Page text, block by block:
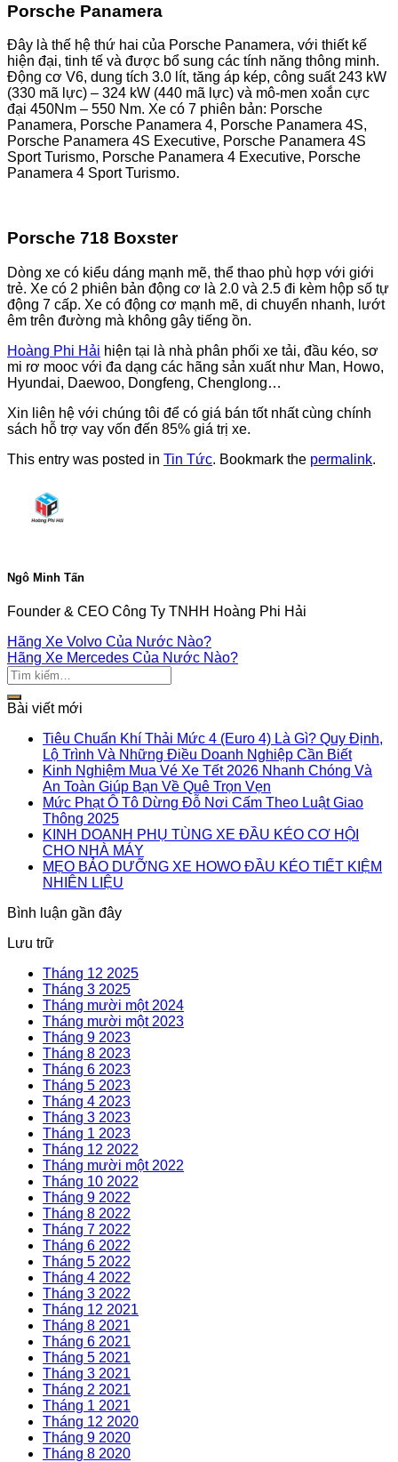
Porsche Panamera
Đây là thế hệ thứ hai của Porsche Panamera, với thiết kế
hiện đại, tinh tế và được bổ sung các tính năng thông minh.
Động cơ V6, dung tích 3.0 lít, tăng áp kép, công suất 243 kW
(330 mã lực) – 324 kW (440 mã lực) và mô-men xoắn cực
đại 450Nm – 550 Nm. Xe có 7 phiên bản: Porsche
Panamera, Porsche Panamera 4, Porsche Panamera 4S,
Porsche Panamera 4S Executive, Porsche Panamera 4S
Sport Turismo, Porsche Panamera 4 Executive, Porsche
Panamera 4 Sport Turismo.
Porsche 718 Boxster
Dòng xe có kiểu dáng mạnh mẽ, thể thao phù hợp với giới
trẻ. Xe có 2 phiên bản động cơ là 2.0 và 2.5 đi kèm hộp số tự
động 7 cấp. Xe có động cơ mạnh mẽ, di chuyển nhanh, lướt
êm trên đường mà không gây tiếng ồn.
Hoàng Phi Hải hiện tại là nhà phân phối xe tải, đầu kéo, sơ
mi rơ mooc với đa dạng các hãng sản xuất như Man, Howo,
Hyundai, Daewoo, Dongfeng, Chenglong…
Xin liên hệ với chúng tôi để có giá bán tốt nhất cùng chính
sách hỗ trợ vay vốn đến 85% giá trị xe.
This entry was posted in Tin Tức. Bookmark the permalink.
Ngô Minh Tấn
Founder & CEO Công Ty TNHH Hoàng Phi Hải
Hãng Xe Volvo Của Nước Nào?
Hãng Xe Mercedes Của Nước Nào?
Bài viết mới
Tiêu Chuẩn Khí Thải Mức 4 (Euro 4) Là Gì? Quy Định,
Lộ Trình Và Những Điều Doanh Nghiệp Cần Biết
Kinh Nghiệm Mua Vé Xe Tết 2026 Nhanh Chóng Và
An Toàn Giúp Bạn Về Quê Trọn Vẹn
Mức Phạt Ô Tô Dừng Đỗ Nơi Cấm Theo Luật Giao
Thông 2025
KINH DOANH PHỤ TÙNG XE ĐẦU KÉO CƠ HỘI
CHO NHÀ MÁY
MẸO BẢO DƯỠNG XE HOWO ĐẦU KÉO TIẾT KIỆM
NHIÊN LIỆU
Bình luận gần đây
Lưu trữ
Tháng 12 2025
Tháng 3 2025
Tháng mười một 2024
Tháng mười một 2023
Tháng 9 2023
Tháng 8 2023
Tháng 6 2023
Tháng 5 2023
Tháng 4 2023
Tháng 3 2023
Tháng 1 2023
Tháng 12 2022
Tháng mười một 2022
Tháng 10 2022
Tháng 9 2022
Tháng 8 2022
Tháng 7 2022
Tháng 6 2022
Tháng 5 2022
Tháng 4 2022
Tháng 3 2022
Tháng 12 2021
Tháng 8 2021
Tháng 6 2021
Tháng 5 2021
Tháng 3 2021
Tháng 2 2021
Tháng 1 2021
Tháng 12 2020
Tháng 9 2020
Tháng 8 2020